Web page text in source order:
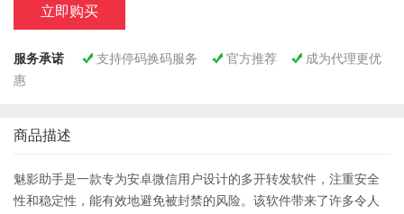
立即购买
服务承诺  支持停码换码服务  官方推荐  成为代理更优
惠
商品描述
魅影助手是一款专为安卓微信用户设计的多开转发软件，注重安全
性和稳定性，能有效地避免被封禁的风险。该软件带来了许多令人